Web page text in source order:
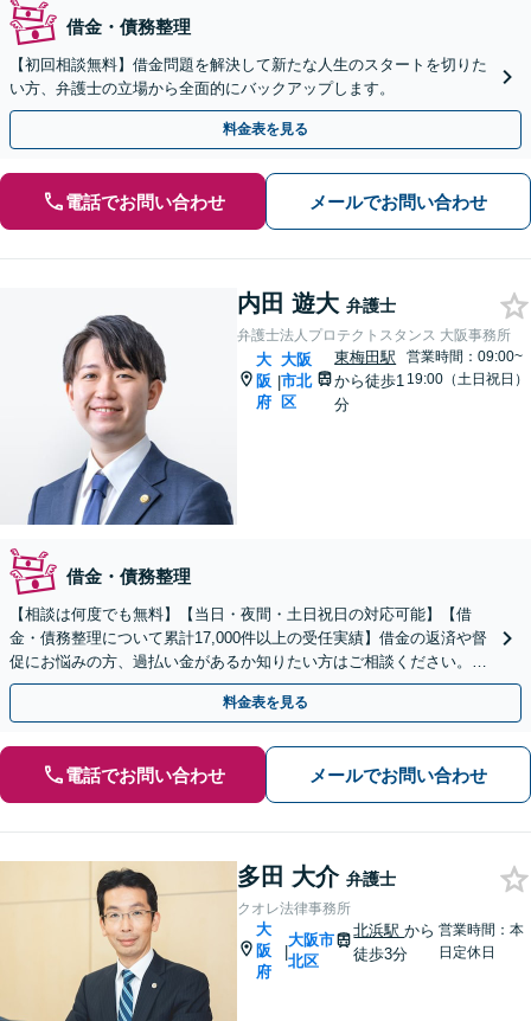
借金・債務整理
【初回相談無料】借金問題を解決して新たな人生のスタートを切りた
い方、弁護士の立場から全面的にバックアップします。
料金表を見る
電話でお問い合わせ メールでお問い合わせ
内田 遊大 弁護士
弁護士法人プロテクトスタンス 大阪事務所
大
阪
府
|
大阪
市北
区
東梅田駅
から徒歩1
分
営業時間：09:00~
19:00（土日祝日）
借金・債務整理
【相談は何度でも無料】【当日・夜間・土日祝日の対応可能】【借
金・債務整理について累計17,000件以上の受任実績】借金の返済や督
促にお悩みの方、過払い金があるか知りたい方はご相談ください。ベ
ストな解決策を提案いたします。
料金表を見る
電話でお問い合わせ メールでお問い合わせ
多田 大介 弁護士
クオレ法律事務所
大
阪
府
|
大阪市
北区
北浜駅から
徒歩3分
営業時間：本
日定休日